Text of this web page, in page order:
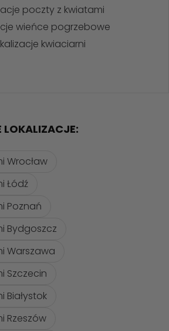
poczty z kwiatami
wieńce pogrzebowe
kwiaciarni
Wrocław
Łódź
Poznań
Bydgoszcz
Warszawa
Szczecin
Białystok
Rzeszów